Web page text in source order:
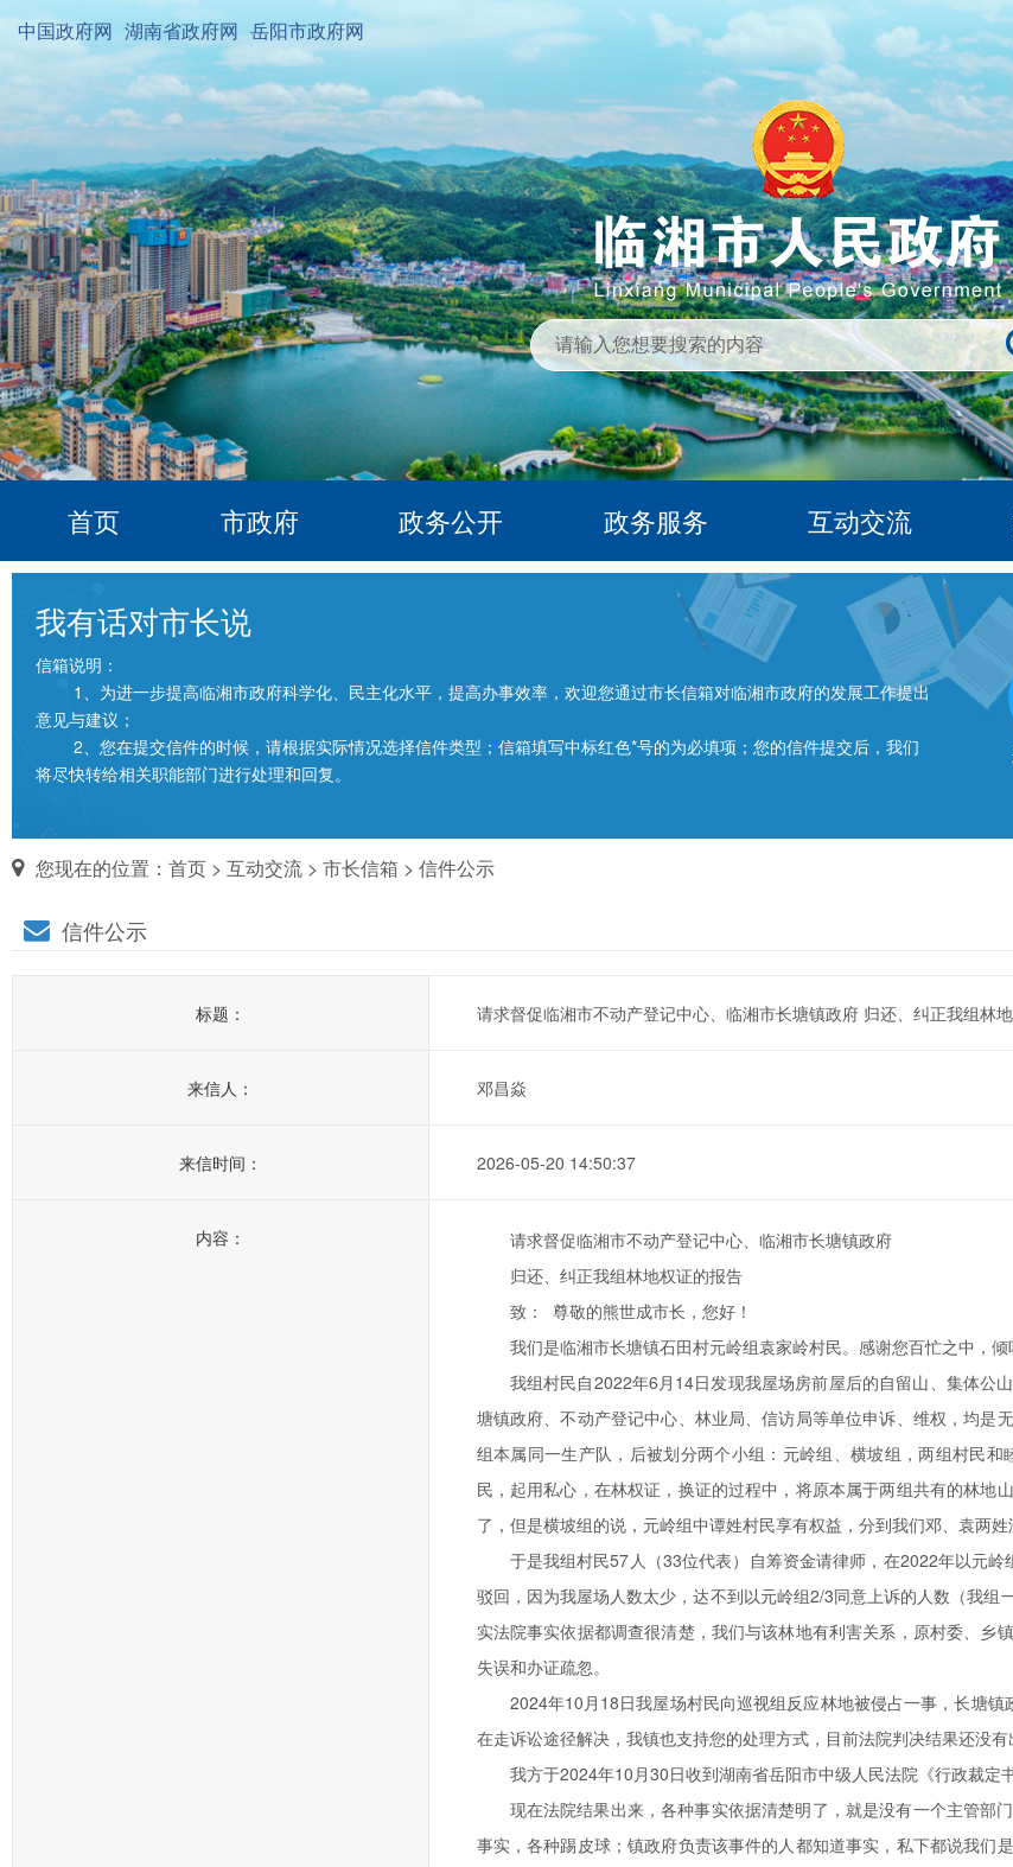
中国政府网 湖南省政府网 岳阳市政府网
首页 市政府 政务公开 政务服务 互动交流
我有话对市长说
信箱说明：
1、为进一步提高临湘市政府科学化、民主化水平，提高办事效率，欢迎您通过市长信箱对临湘市政府的发展工作提出
意见与建议；
2、您在提交信件的时候，请根据实际情况选择信件类型；信箱填写中标红色*号的为必填项；您的信件提交后，我们
将尽快转给相关职能部门进行处理和回复。
您现在的位置： 首页 > 互动交流 > 市长信箱 > 信件公示
信件公示
标题： 请求督促临湘市不动产登记中心、临湘市长塘镇政府 归还、纠正我组林
来信人： 邓昌焱
来信时间： 2026-05-20 14:50:37
内容：
请求督促临湘市不动产登记中心、临湘市长塘镇政府
归还、纠正我组林地权证的报告
致： 尊敬的熊世成市长，您好！
我们是临湘市长塘镇石田村元岭组袁家岭村民。感谢您百忙之中，倾
我组村民自2022年6月14日发现我屋场房前屋后的自留山、集体公
塘镇政府、不动产登记中心、林业局、信访局等单位申诉、维权，均
组本属同一生产队，后被划分两个小组：元岭组、横坡组，两组村民
民，起用私心，在林权证，换证的过程中，将原本属于两组共有的林
了，但是横坡组的说，元岭组中谭姓村民享有权益，分到我们邓、袁两姓
于是我组村民57人（33位代表）自筹资金请律师，在2022年以元
驳回，因为我屋场人数太少，达不到以元岭组2/3同意上诉的人数（我
实法院事实依据都调查很清楚，我们与该林地有利害关系，原村委、
失误和办证疏忽。
2024年10月18日我屋场村民向巡视组反应林地被侵占一事，长塘
在走诉讼途径解决，我镇也支持您的处理方式，目前法院判决结果还没
我方于2024年10月30日收到湖南省岳阳市中级人民法院《行政裁定
现在法院结果出来，各种事实依据清楚明了，就是没有一个主管部
事实，各种踢皮球；镇政府负责该事件的人都知道事实，私下都说我